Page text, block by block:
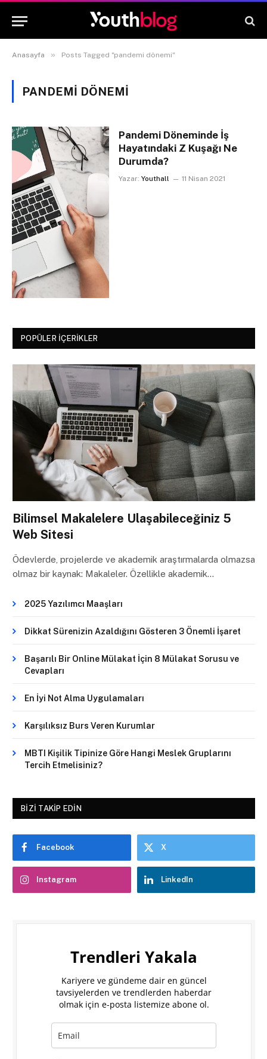
Anasayfa » Posts Tagged "pandemi dönemi"
PANDEMI DÖNEMI
Pandemi Döneminde İş
Hayatındaki Z Kuşağı Ne
Durumda?
Yazar: Youthall 11 Nisan 2021
POPÜLER İÇERIKLER
Bilimsel Makalelere Ulaşabileceğiniz 5
Web Sitesi
Ödevlerde, projelerde ve akademik araştırmalarda olmazsa
olmaz bir kaynak: Makaleler. Özellikle akademik…
2025 Yazılımcı Maaşları
Dikkat Sürenizin Azaldığını Gösteren 3 Önemli İşaret
Başarılı Bir Online Mülakat İçin 8 Mülakat Sorusu ve
Cevapları
En İyi Not Alma Uygulamaları
Karşılıksız Burs Veren Kurumlar
MBTI Kişilik Tipinize Göre Hangi Meslek Gruplarını
Tercih Etmelisiniz?
BIZI TAKIP EDIN
Facebook X
Instagram LinkedIn
Trendleri Yakala
Kariyere ve gündeme dair en güncel
tavsiyelerden ve trendlerden haberdar
olmak için e-posta listemize abone ol.